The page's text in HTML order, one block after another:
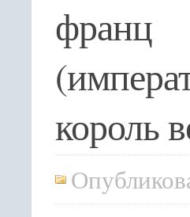
король